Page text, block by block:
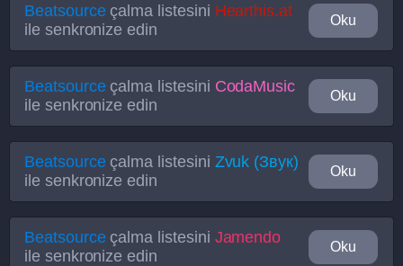
Beatsourceçalma listesini Hearthis.at
ile senkronize edin
Oku
Beatsourceçalma listesini CodaMusic
ile senkronize edin
Oku
Beatsourceçalma listesini Zvuk (Звук)
ile senkronize edin
Oku
Beatsourceçalma listesini Jamendo
ile senkronize edin
Oku